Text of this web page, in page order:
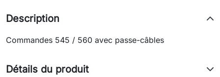
Description
Commandes 545 / 560 avec passe-câbles
Détails du produit